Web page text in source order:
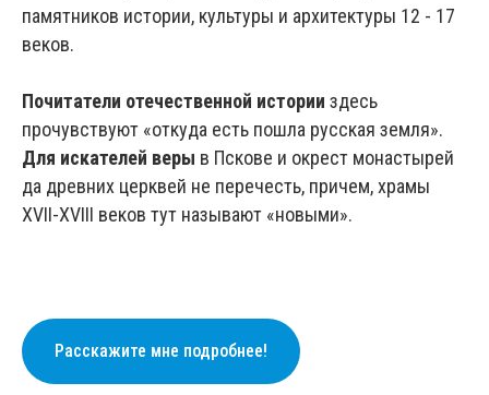
памятников истории, культуры и архитектуры 12 - 17
веков.
Почитатели отечественной истории здесь
прочувствуют «откуда есть пошла русская земля».
Для искателей веры в Пскове и окрест монастырей
да древних церквей не перечесть, причем, храмы
XVII-XVIII веков тут называют «новыми».
Расскажите мне подробнее!